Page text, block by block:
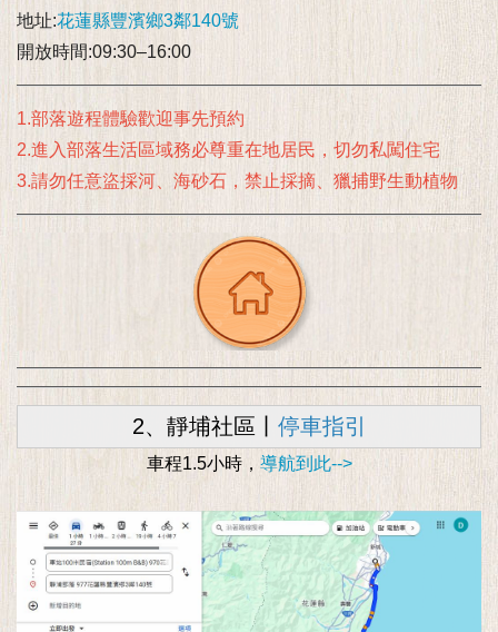
地址:花蓮縣豐濱鄉3鄰140號
開放時間:09:30–16:00
1.部落遊程體驗歡迎事先預約
2.進入部落生活區域務必尊重在地居民，切勿私闖住宅
3.請勿任意盜採河、海砂石，禁止採摘、獵捕野生動植物
2、靜埔社區丨 停車指引
車程1.5小時， 導航到此-->